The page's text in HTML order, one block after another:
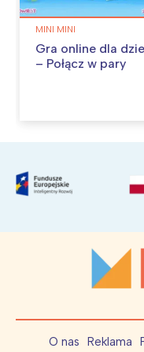
MINI MINI
Gra online dla
– Połącz w pary
O nas Reklama